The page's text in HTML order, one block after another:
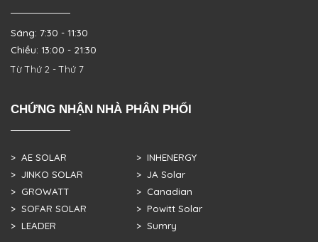
Sáng: 7:30 - 11:30
Chiều: 13:00 - 21:30
Từ Thứ 2 - Thứ 7
CHỨNG NHẬN NHÀ PHÂN PHỐI
> AE SOLAR
> JINKO SOLAR
> GROWATT
> SOFAR SOLAR
> LEADER
> INHENERGY
> JA Solar
> Canadian
> Powitt Solar
> Sumry